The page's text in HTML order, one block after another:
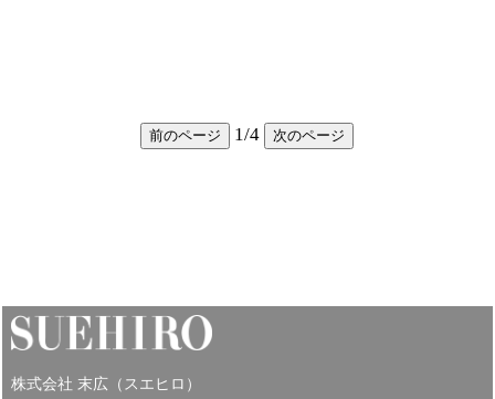
前のページ 1/4 次のページ
株式会社 末広（スエヒロ）